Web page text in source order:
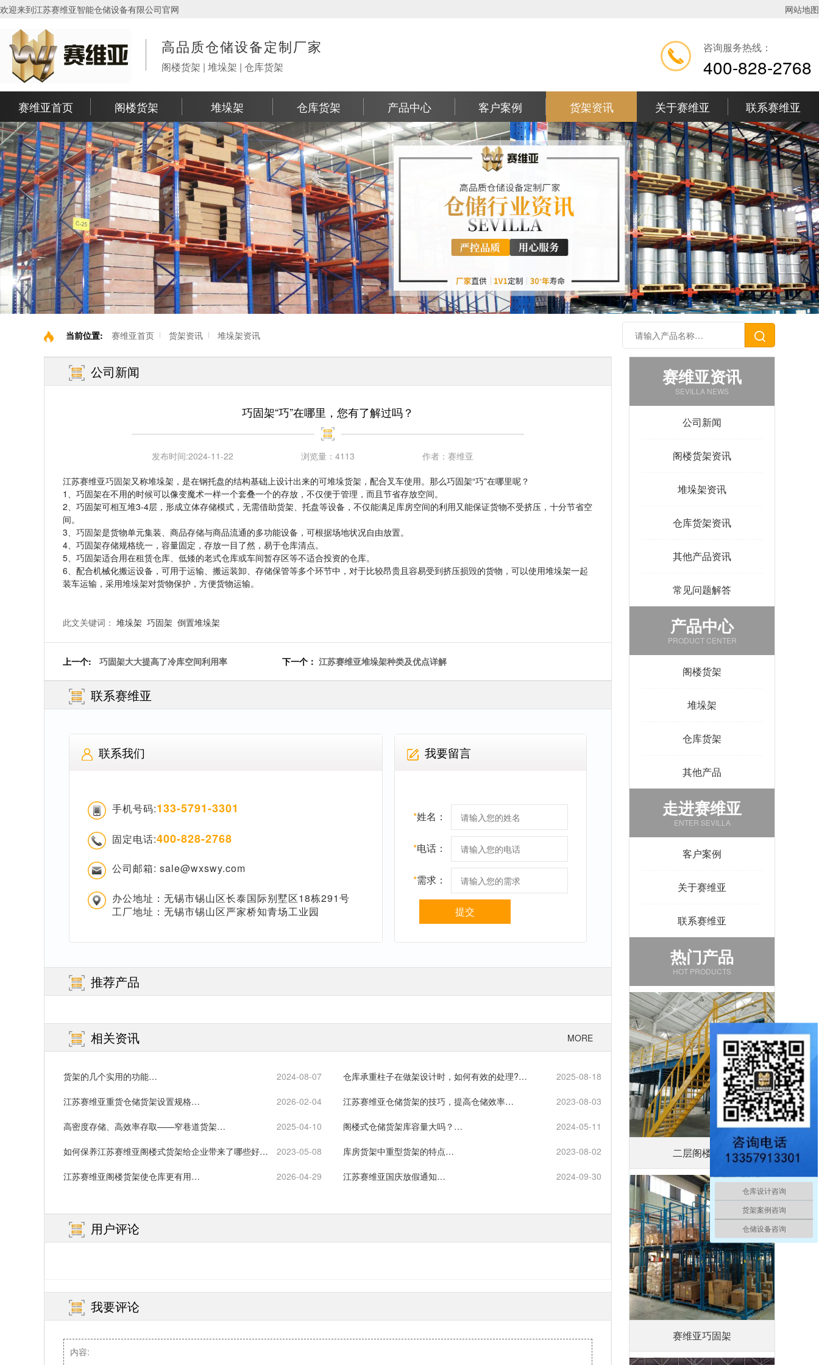
欢迎来到江苏赛维亚智能仓储设备有限公司官网 网站地图
高品质仓储设备定制厂家
阁楼货架 | 堆垛架 | 仓库货架
咨询服务热线：
400-828-2768
赛维亚首页 阁楼货架 堆垛架 仓库货架 产品中心 客户案例 货架资讯 关于赛维亚 联系赛维亚
当前位置: 赛维亚首页 货架资讯 堆垛架资讯
公司新闻
巧固架“巧”在哪里，您有了解过吗？
发布时间:2024-11-22 浏览量： 4113 作者： 赛维亚
江苏赛维亚巧固架又称堆垛架，是在钢托盘的结构基础上设计出来的可堆垛货架，配合叉车使用。那么巧固架“巧”在哪里呢？
1、巧固架在不用的时候可以像变魔术一样一个套叠一个的存放，不仅便于管理，而且节省存放空间。
2、巧固架可相互堆3-4层，形成立体存储模式，无需借助货架、托盘等设备，不仅能满足库房空间的利用又能保证货物不受挤压，十分节省空
间。
3、 巧固架是货物单元集装、商品存储与商品流通的多功能设备，可根据场地状况自由放置。
4、巧固架存储规格统一，容量固定，存放一目了然，易于仓库清点。
5、巧固架适合用在租赁仓库、低矮的老式仓库或车间暂存区等不适合投资的仓库。
6、配合机械化搬运设备，可用于运输、搬运装卸、存储保管等多个环节中，对于比较昂贵且容易受到挤压损毁的货物，可以使用堆垛架一起
装车运输，采用堆垛架对货物保护，方便货物运输。
此文关键词： 堆垛架 巧固架 倒置堆垛架
上一个: 巧固架大大提高了冷库空间利用率 下一个： 江苏赛维亚堆垛架种类及优点详解
联系赛维亚
联系我们
手机号码:133-5791-3301
固定电话:400-828-2768
公司邮箱: sale@wxswy.com
办公地址：无锡市锡山区长泰国际别墅区18栋291号
工厂地址：无锡市锡山区严家桥知青场工业园
我要留言
*姓名：
*电话：
*需求：
提交
推荐产品
相关资讯 MORE
货架的几个实用的功能… 2024-08-07 仓库承重柱子在做架设计时，如何有效的处理?… 2025-08-18
江苏赛维亚重货仓储货架设置规格… 2026-02-04 江苏赛维亚仓储货架的技巧，提高仓储效率… 2023-08-03
高密度存储、高效率存取——窄巷道货架… 2025-04-10 阁楼式仓储货架库容量大吗？… 2024-05-11
如何保养江苏赛维亚阁楼式货架给企业带来了哪些好
2023-05-08 库房货架中重型货架的特点… 2023-08-02
江苏赛维亚阁楼货架使仓库更有用… 2026-04-29 江苏赛维亚国庆放假通知… 2024-09-30
用户评论
我要评论
赛维亚资讯
SEVILLA NEWS
公司新闻
阁楼货架资讯
堆垛架资讯
仓库货架资讯
其他产品资讯
常见问题解答
产品中心
PRODUCT CENTER
阁楼货架
堆垛架
仓库货架
其他产品
走进赛维亚
ENTER SEVILLA
客户案例
关于赛维亚
联系赛维亚
热门产品
HOT PRODUCTS
二层阁楼平台
赛维亚巧固架
仓库设计咨询
货架案例咨询
仓储设备咨询